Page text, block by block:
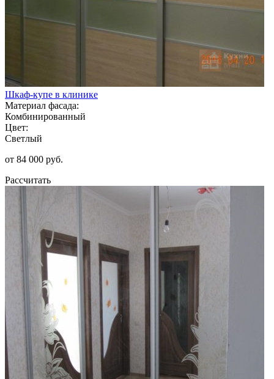
Шкаф-купе в клинике
Материал фасада:
Комбинированный
Цвет:
Светлый
от 84 000 руб.
Рассчитать